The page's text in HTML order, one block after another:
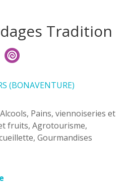
Tradition
(BONAVENTURE)
Pains, viennoiseries et
fruits, Agrotourisme,
Gourmandises